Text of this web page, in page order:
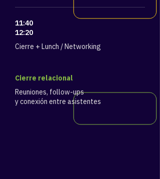
11:40
12:20
Cierre + Lunch / Networking
​Cierre relacional
Reuniones, follow-ups
y conexión entre asistentes